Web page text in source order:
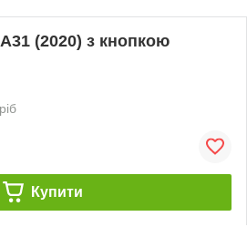
(2020) з кнопкою
Купити